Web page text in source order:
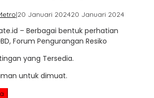
|20 Januari 202420 Januari 2024oleh
– Berbagai bentuk perhatian
Forum Pengurangan Resiko
yang Tersedia.
untuk dimuat.